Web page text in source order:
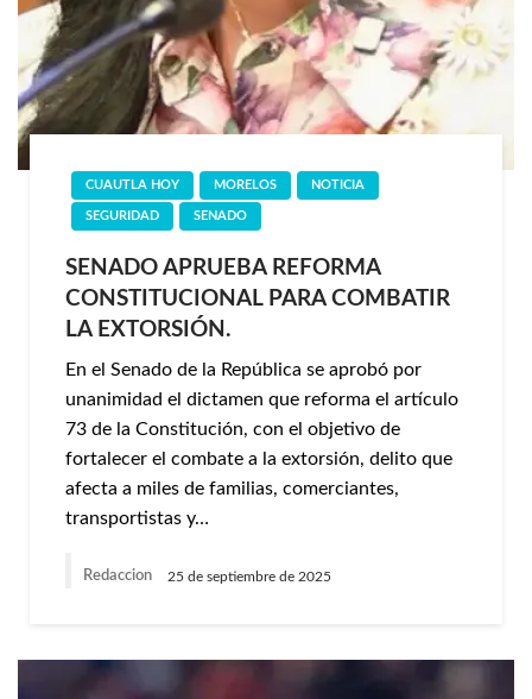
CUAUTLA HOY MORELOS NOTICIA
SEGURIDAD SENADO
SENADO APRUEBA REFORMA
CONSTITUCIONAL PARA COMBATIR
LA EXTORSIÓN.
En el Senado de la República se aprobó por
unanimidad el dictamen que reforma el artículo
73 de la Constitución, con el objetivo de
fortalecer el combate a la extorsión, delito que
afecta a miles de familias, comerciantes,
transportistas y…
Redaccion 25 de septiembre de 2025